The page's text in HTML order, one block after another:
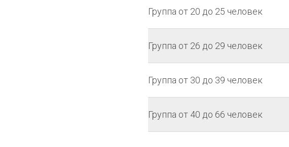
Группа от 20 до 25 человек
Группа от 26 до 29 человек
Группа от 30 до 39 человек
Группа от 40 до 66 человек